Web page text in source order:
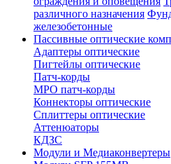
различного назначения
железобетонные
Пассивные оптические
Адаптеры оптические
Пигтейлы оптические
Патч-корды
MPO патч-корды
Коннекторы оптические
Сплиттеры оптические
Аттенюаторы
КДЗС
Модули и Медиаконвертеры